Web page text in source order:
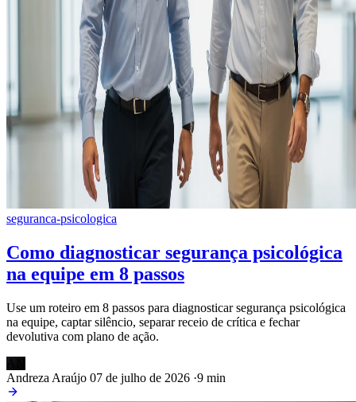
seguranca-psicologica
Como diagnosticar segurança psicológica
na equipe em 8 passos
Use um roteiro em 8 passos para diagnosticar segurança psicológica
na equipe, captar silêncio, separar receio de crítica e fechar
devolutiva com plano de ação.
Andreza Araújo 07 de julho de 2026 ·9 min